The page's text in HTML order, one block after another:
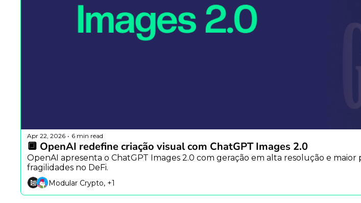
Apr 22, 2026 • 6 min read
🔲 OpenAI redefine criação visual com ChatGPT Images 2.0
OpenAI apresenta o ChatGPT Images 2.0 com geração em alta resolução e
fragilidades no DeFi.
Modular Crypto, +1